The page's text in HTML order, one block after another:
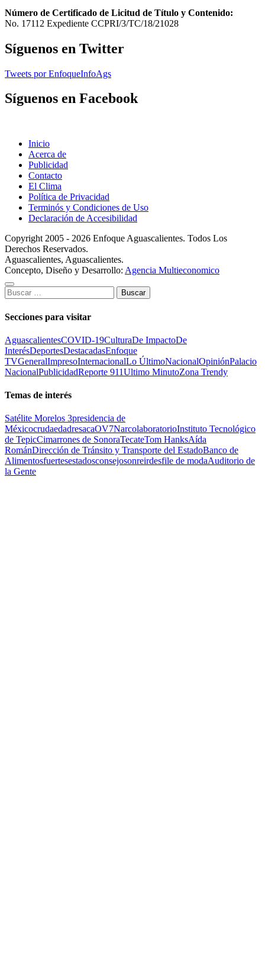
Número de Certificado de Licitud de Título y Contenido:
No. 17112 Expediente CCPRI/3/TC/18/21028
Síguenos en Twitter
Tweets por EnfoqueInfoAgs
Síguenos en Facebook
Inicio
Acerca de
Publicidad
Contacto
El Clima
Política de Privacidad
Terminós y Condiciones de Uso
Declaración de Accesibilidad
Copyright 2005 - 2026 Enfoque Aguascalientes. Todos Los
Derechos Reservados.
Aguascalientes, Aguascalientes.
Concepto, Diseño y Desarrollo: Agencia Multieconomico
Buscar:
Secciones para visitar
AguascalientesCOVID-19CulturaDe ImpactoDe
InterésDeportesDestacadasEnfoque
TVGeneralImpresoInternacionalLo ÚltimoNacionalOpiniónPalacio
NacionalPublicidadReporte 911Ultimo MinutoZona Trendy
Temas de interés
Satélite Morelos 3presidencia de
MéxicocrudaedadresacaOV7NarcolaboratorioInstituto Tecnológico
de TepicCimarrones de SonoraTecateTom HanksAída
RománDirección de Tránsito y Transporte del EstadoBanco de
Alimentosfuertesestadosconsejosonreirdesfile de modaAuditorio de
la Gente